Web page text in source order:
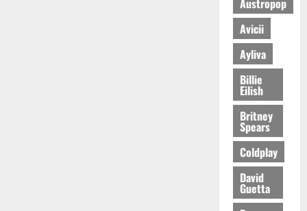
Avicii
Ayliva
Billie
Eilish
Britney
Spears
Coldplay
David
Guetta